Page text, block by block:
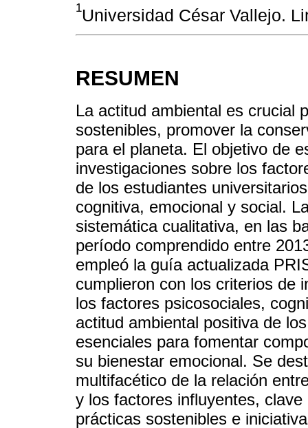
1Universidad César Vallejo.
RESUMEN
La actitud ambiental es crucial
sostenibles, promover la
para el planeta. El objetivo de
investigaciones sobre los
de los estudiantes
cognitiva, emocional y social.
sistemática cualitativa, en las
período comprendido entre
empleó la guía actualizada
cumplieron con los criterios de
los factores psicosociales,
actitud ambiental positiva de
esenciales para fomentar
su bienestar emocional. Se
multifacético de la relación
y los factores influyentes,
prácticas sostenibles e